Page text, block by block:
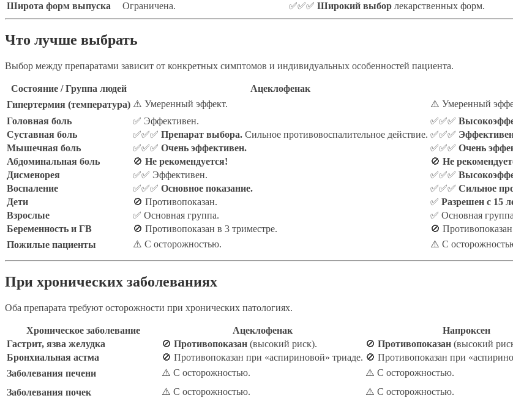
Широта форм выпуска
Ограничена. ✅✅✅ Широкий выбор лекарственных форм.
Что лучше выбрать
Выбор между препаратами зависит от конкретных симптомов и индивидуальных особенностей пациента.
Состояние / Группа людей Ацеклофенак
Гипертермия (температура) ⚠️ Умеренный эффект.
⚠️ Умеренный
Головная боль
✅ Эффективен. ✅✅✅
Суставная боль
✅✅✅ Препарат выбора. Сильное противовоспалительное действие. ✅✅✅
Мышечная боль
✅✅✅ Очень эффективен. ✅✅✅ Очень
Абдоминальная боль
🚫 Не рекомендуется! 🚫 Не
Дисменорея
✅✅ Эффективен. ✅✅✅
Воспаление
✅✅✅ Основное показание. ✅✅✅ Сильное
Дети
🚫 Противопоказан. ✅ Разрешен с 15
Взрослые
✅ Основная группа.
✅ Основная
Беременность и ГВ
🚫 Противопоказан в 3 триместре.
🚫
Пожилые пациенты
⚠️ С осторожностью. ⚠️ С
При хронических заболеваниях
Оба препарата требуют осторожности при хронических патологиях.
Хроническое заболевание Ацеклофенак
Напроксен
Гастрит, язва желудка
🚫 Противопоказан (высокий риск). 🚫 Противопоказан (высокий
Бронхиальная астма
🚫 Противопоказан при «аспириновой» триаде. 🚫 Противопоказан при
Заболевания печени
⚠️ С осторожностью.
⚠️ С осторожностью.
Заболевания почек
⚠️ С осторожностью.
⚠️ С осторожностью.